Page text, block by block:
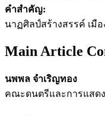
คำสำคัญ:
นาฏศิลป์สร้างสรรค์ เมื
Main Article
นพพล จำเริญทอง
คณะดนตรีและการแสด